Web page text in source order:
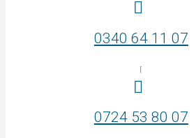
0340 64 11 07
0724 53 80 07